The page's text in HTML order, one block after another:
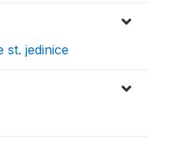
st. jedinice